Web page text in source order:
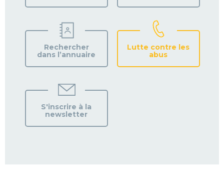
Rechercher
dans l’annuaire
Lutte contre les
abus
S'inscrire à la
newsletter